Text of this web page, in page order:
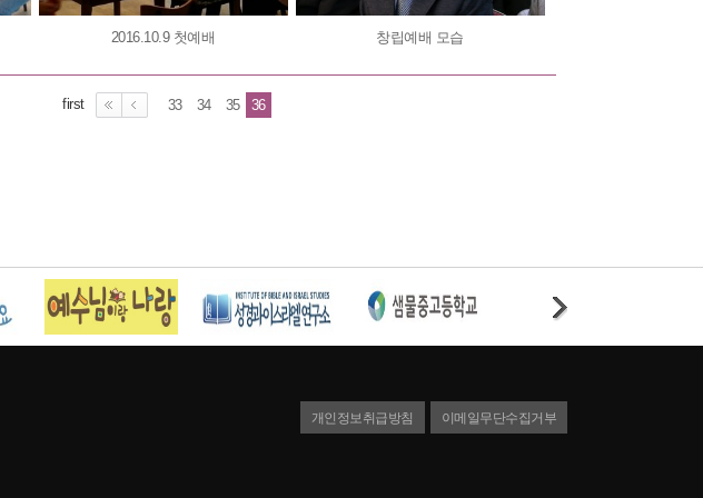
2016.10.9 첫예배 창립예배 모습
first 33 34 35 36
개인정보취급방침 이메일무단수집거부